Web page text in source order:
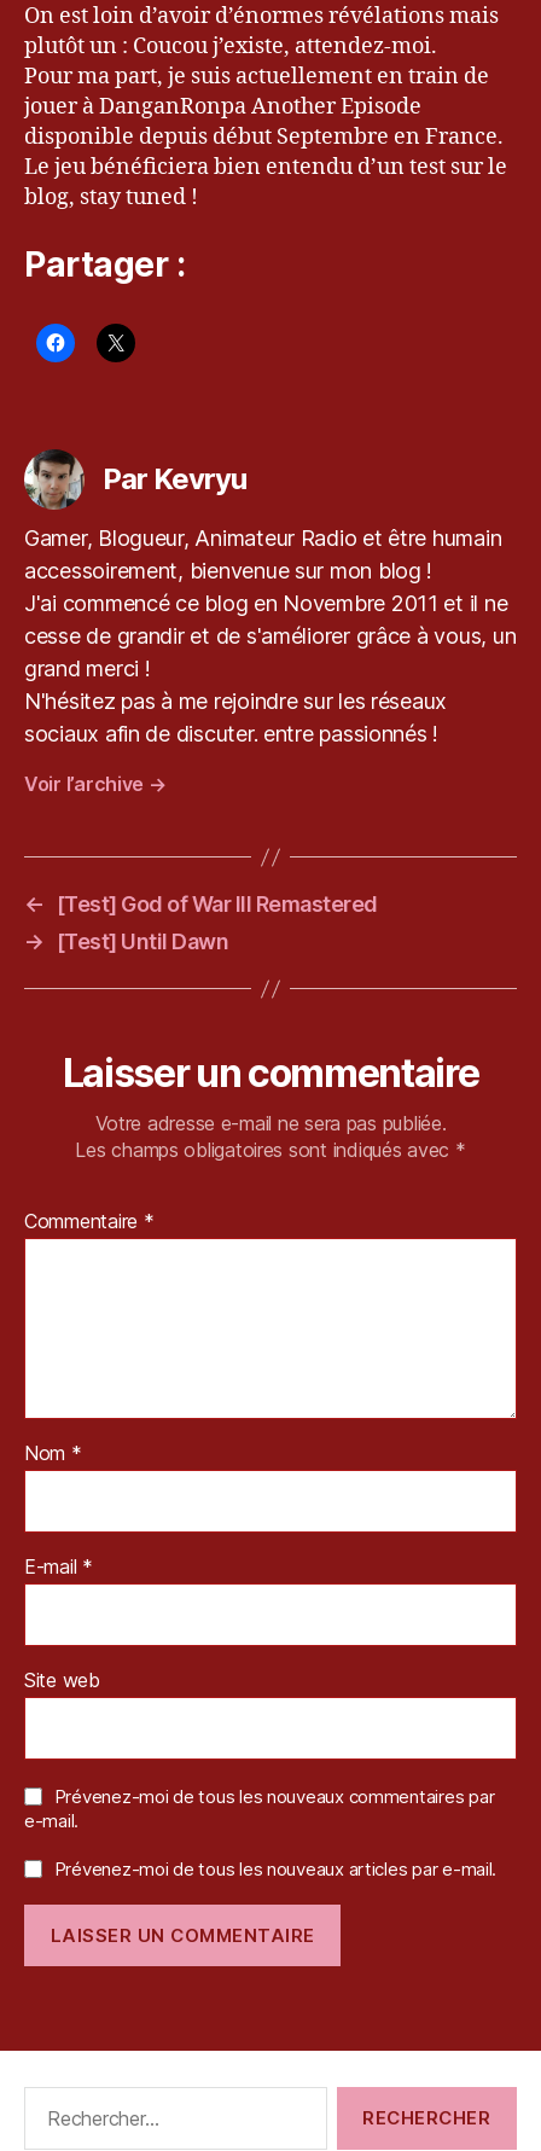
On est loin d’avoir d’énormes révélations mais
plutôt un : Coucou j’existe, attendez-moi.
Pour ma part, je suis actuellement en train de
jouer à DanganRonpa Another Episode
disponible depuis début Septembre en France.
Le jeu bénéficiera bien entendu d’un test sur le
blog, stay tuned !
Partager :
Par Kevryu
Gamer, Blogueur, Animateur Radio et être humain
accessoirement, bienvenue sur mon blog !
J'ai commencé ce blog en Novembre 2011 et il ne
cesse de grandir et de s'améliorer grâce à vous, un
grand merci !
N'hésitez pas à me rejoindre sur les réseaux
sociaux afin de discuter. entre passionnés !
Voir l’archive →
←
[Test] God of War III Remastered
→
[Test] Until Dawn
Laisser un commentaire
Votre adresse e-mail ne sera pas publiée.
Les champs obligatoires sont indiqués avec *
Commentaire *
Nom *
E-mail *
Site web
Prévenez-moi de tous les nouveaux commentaires par
e-mail.
Prévenez-moi de tous les nouveaux articles par e-mail.